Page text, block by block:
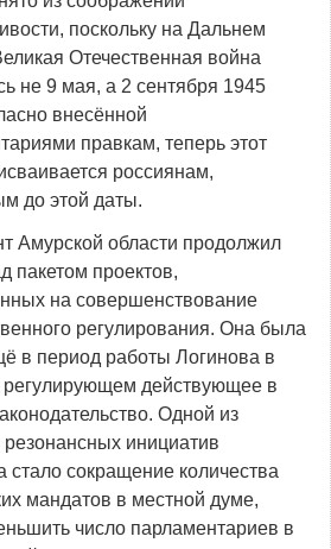
поскольку на Дальнем
Отечественная война
не 9 мая, а 2 сентября 1945
внесённой
правкам, теперь этот
россиянам,
до этой даты.
Амурской области продолжил
пакетом проектов,
на совершенствование
регулирования. Она была
в период работы Логинова в
регулирующем действующее в
Одной из
инициатив
стало сокращение количества
мандатов в местной думе,
число парламентариев в